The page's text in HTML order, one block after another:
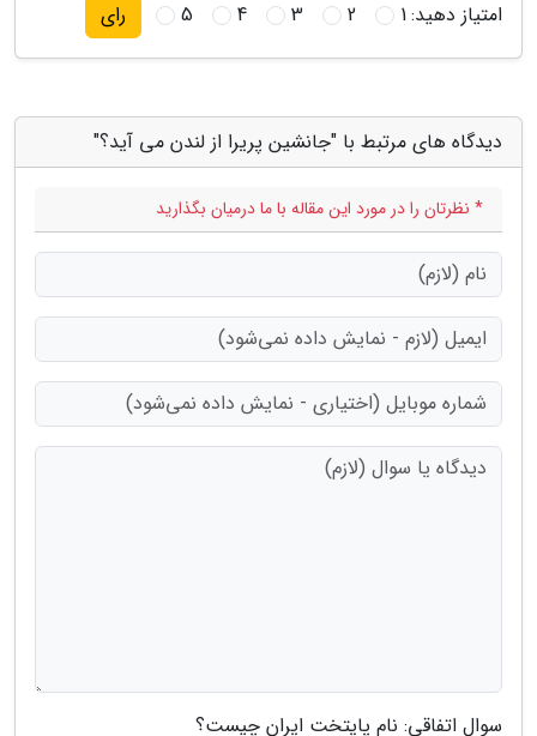
امتیاز دهید:1
2
3
4
5 رای
دیدگاه های مرتبط با "جانشین پریرا از لندن می آید؟"
* نظرتان را در مورد این مقاله با ما درمیان بگذارید
سوال اتفاقی: نام پایتخت ایران چیست؟